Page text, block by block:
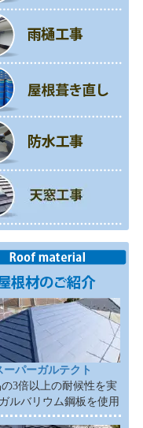
ーパーガルテクト
の3倍以上の耐候性を実
ルバリウム鋼板を使用